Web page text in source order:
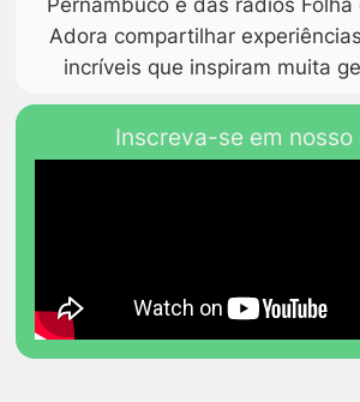
Adora compartilhar
incríveis que inspiram muita
Inscreva-se em nosso